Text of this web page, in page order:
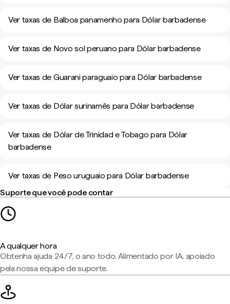
Ver taxas de Balboa panamenho para Dólar barbadense
Ver taxas de Novo sol peruano para Dólar barbadense
Ver taxas de Guarani paraguaio para Dólar barbadense
Ver taxas de Dólar surinamês para Dólar barbadense
Ver taxas de Dólar de Trinidad e Tobago para Dólar
barbadense
Ver taxas de Peso uruguaio para Dólar barbadense
Suporte que você pode contar
A qualquer hora
Obtenha ajuda 24/7, o ano todo. Alimentado por IA, apoiado
pela nossa equipe de suporte.